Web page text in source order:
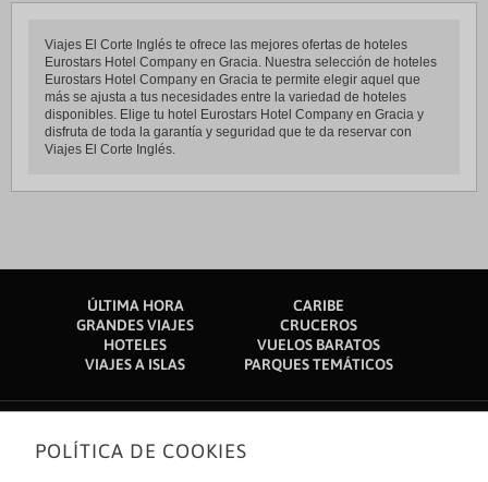
Viajes El Corte Inglés te ofrece las mejores ofertas de hoteles
Eurostars Hotel Company en Gracia. Nuestra selección de hoteles
Eurostars Hotel Company en Gracia te permite elegir aquel que
más se ajusta a tus necesidades entre la variedad de hoteles
disponibles. Elige tu hotel Eurostars Hotel Company en Gracia y
disfruta de toda la garantía y seguridad que te da reservar con
Viajes El Corte Inglés.
ÚLTIMA HORA
CARIBE
GRANDES VIAJES
CRUCEROS
HOTELES
VUELOS BARATOS
VIAJES A ISLAS
PARQUES TEMÁTICOS
Sobre nosotros
POLÍTICA DE COOKIES